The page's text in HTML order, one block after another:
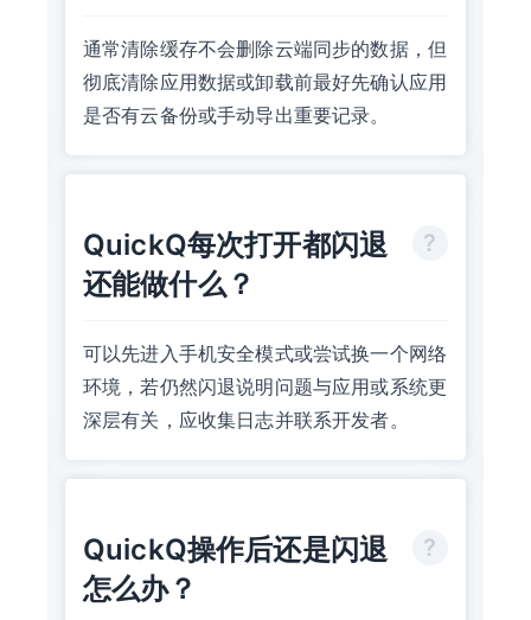
通常清除缓存不会删除云端同步的数据，但
彻底清除应用数据或卸载前最好先确认应用
是否有云备份或手动导出重要记录。
QuickQ每次打开都闪退
还能做什么？
可以先进入手机安全模式或尝试换一个网络
环境，若仍然闪退说明问题与应用或系统更
深层有关，应收集日志并联系开发者。
QuickQ操作后还是闪退
怎么办？